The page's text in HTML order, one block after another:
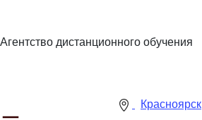
Агентство дистанционного обучения
Красноярск